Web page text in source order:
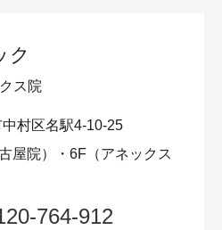
ク
ス院
村区名駅4-10-25
屋院）・6F（アネックス
764-912